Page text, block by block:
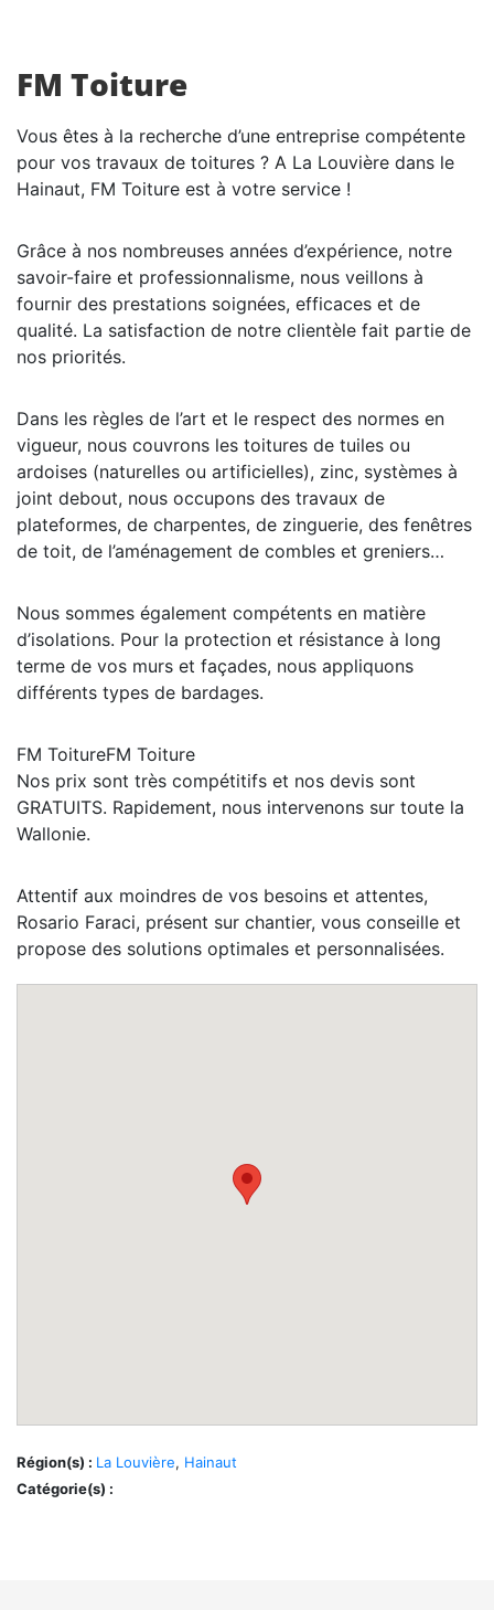
FM Toiture
Vous êtes à la recherche d’une entreprise compétente
pour vos travaux de toitures ? A La Louvière dans le
Hainaut, FM Toiture est à votre service !
Grâce à nos nombreuses années d’expérience, notre
savoir-faire et professionnalisme, nous veillons à
fournir des prestations soignées, efficaces et de
qualité. La satisfaction de notre clientèle fait partie de
nos priorités.
Dans les règles de l’art et le respect des normes en
vigueur, nous couvrons les toitures de tuiles ou
ardoises (naturelles ou artificielles), zinc, systèmes à
joint debout, nous occupons des travaux de
plateformes, de charpentes, de zinguerie, des fenêtres
de toit, de l’aménagement de combles et greniers…
Nous sommes également compétents en matière
d’isolations. Pour la protection et résistance à long
terme de vos murs et façades, nous appliquons
différents types de bardages.
FM ToitureFM Toiture
Nos prix sont très compétitifs et nos devis sont
GRATUITS. Rapidement, nous intervenons sur toute la
Wallonie.
Attentif aux moindres de vos besoins et attentes,
Rosario Faraci, présent sur chantier, vous conseille et
propose des solutions optimales et personnalisées.
Région(s) : La Louvière, Hainaut
Catégorie(s) :